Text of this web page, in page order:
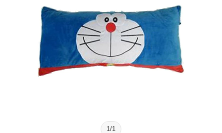
1 /1